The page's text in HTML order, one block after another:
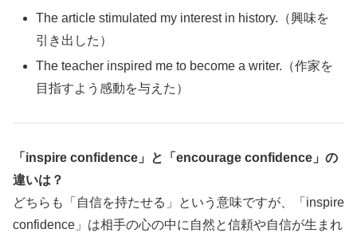
The article stimulated my interest in history.（興味を
引き出した）
The teacher inspired me to become a writer.（作家を
目指すよう感動を与えた）
「inspire confidence」と「encourage confidence」の
違いは？
どちらも「自信を持たせる」という意味ですが、「inspire
confidence」は相手の心の中に自然と信頼や自信が生まれ